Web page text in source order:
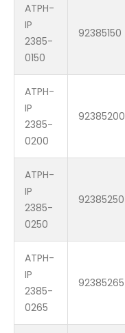
ATPH-
IP
2385-
0150
92385150
ATPH-
IP
2385-
0200
92385200
ATPH-
IP
2385-
0250
92385250
ATPH-
IP
2385-
0265
92385265